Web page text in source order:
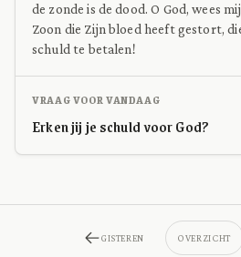
de zonde is de dood. O God, wees
Zoon die Zijn bloed heeft gestort,
schuld te betalen!
VRAAG VOOR VANDAAG
Erken jij je schuld voor God?
GISTEREN OVERZICHT